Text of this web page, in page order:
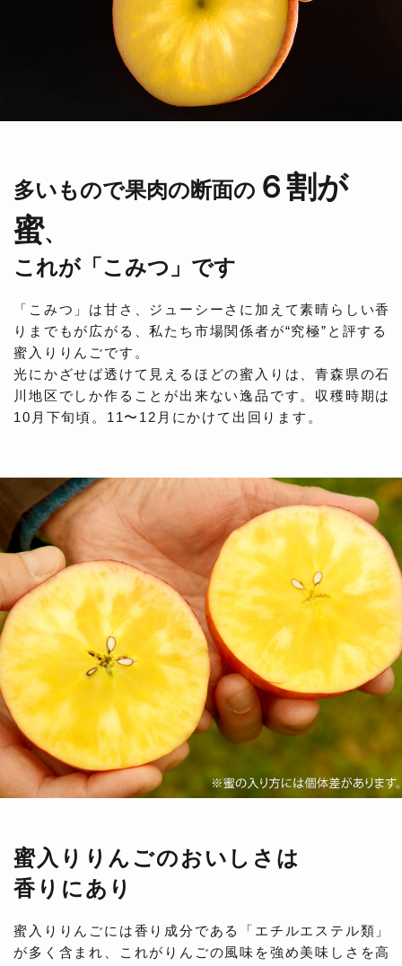
多いもので果肉の断面の ６割が
蜜、
これが「こみつ」です
「こみつ」は甘さ、ジューシーさに加えて素晴らしい香
りまでもが広がる、私たち市場関係者が“究極”と評する
蜜入りりんごです。
光にかざせば透けて見えるほどの蜜入りは、青森県の石
川地区でしか作ることが出来ない逸品です。収穫時期は
10月下旬頃。11〜12月にかけて出回ります。
蜜入りりんごのおいしさは
香りにあり
蜜入りりんごには香り成分である「エチルエステル類」
が多く含まれ、これがりんごの風味を強め美味しさを高